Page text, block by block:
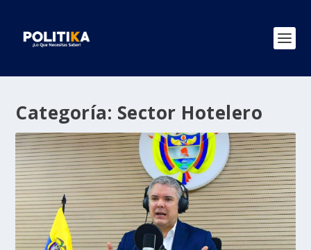
Categoría: Sector Hotelero